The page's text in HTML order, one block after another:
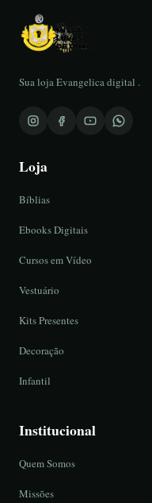
Sua loja Evangelica digital .
Loja
Bíblias
Ebooks Digitais
Cursos em Vídeo
Vestuário
Kits Presentes
Decoração
Infantil
Institucional
Quem Somos
Missões